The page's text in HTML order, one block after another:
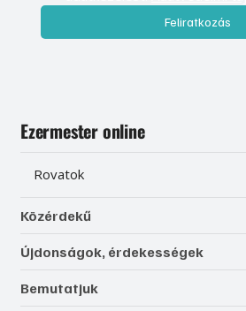
Feliratkozás
Ezermester online
Rovatok
Közérdekű
Újdonságok, érdekességek
Bemutatjuk